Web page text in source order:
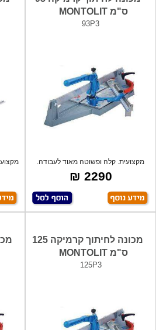
ס"מ MONTOLIT
93P3
מקצועית. קלה ופשוטה מאוד לעבודה.
לעבוד
2290 ₪
מכונה לחיתוך קרמיקה 125
ס"מ MONTOLIT
125P3